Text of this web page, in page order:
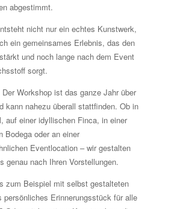
abgestimmt.
nicht nur ein echtes Kunstwerk,
ein gemeinsames Erlebnis, das den
und noch lange nach dem Event
sorgt.
Workshop ist das ganze Jahr über
kann nahezu überall stattfinden. Ob in
auf einer idyllischen Finca, in einer
Bodega oder an einer
Eventlocation – wir gestalten
genau nach Ihren Vorstellungen.
zum Beispiel mit selbst gestalteten
persönliches Erinnerungsstück für alle